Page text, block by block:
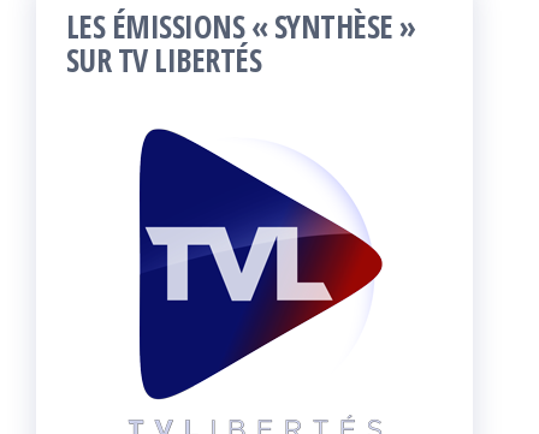
LES ÉMISSIONS « SYNTHÈSE »
SUR TV LIBERTÉS